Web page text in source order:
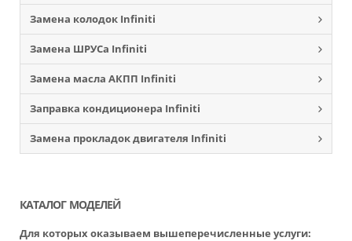
Замена колодок Infiniti
Замена ШРУСа Infiniti
Замена масла АКПП Infiniti
Заправка кондиционера Infiniti
Замена прокладок двигателя Infiniti
КАТАЛОГ МОДЕЛЕЙ
Для которых оказываем вышеперечисленные услуги: